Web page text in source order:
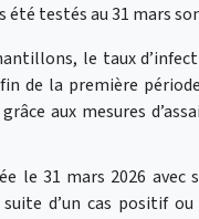
été testés au 31 mars
le taux
de la première
aux mesures
le 31 mars 2026
d’un cas positif